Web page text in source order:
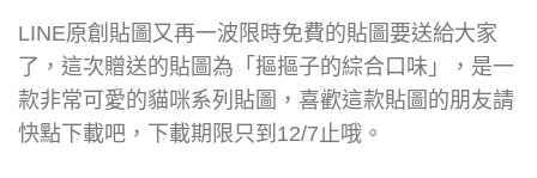
LINE原創貼圖又再一波限時免費的貼圖要送給大家
了，這次贈送的貼圖為「摳摳子的綜合口味」，是一
款非常可愛的貓咪系列貼圖，喜歡這款貼圖的朋友請
快點下載吧，下載期限只到12/7止哦。